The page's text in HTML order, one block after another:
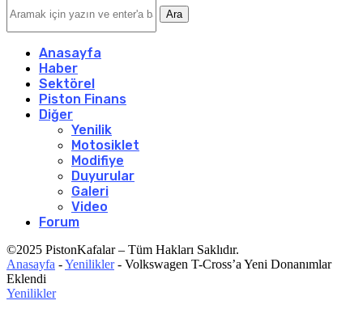
Ara
Anasayfa
Haber
Sektörel
Piston Finans
Diğer
Yenilik
Motosiklet
Modifiye
Duyurular
Galeri
Video
Forum
©2025 PistonKafalar – Tüm Hakları Saklıdır.
Anasayfa -Yenilikler- Volkswagen T-Cross’a Yeni Donanımlar
Eklendi
Yenilikler